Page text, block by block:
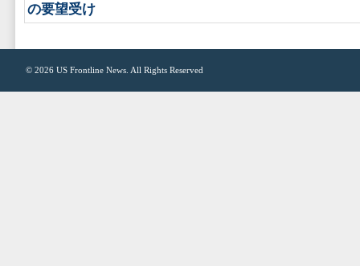
の要望受け
© 2026 US Frontline News . All Rights Reserved